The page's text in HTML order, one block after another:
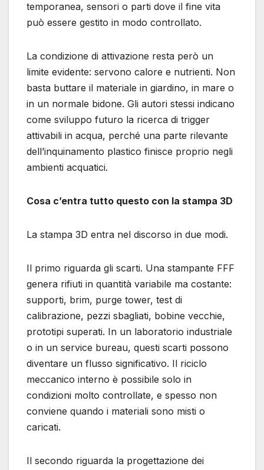
temporanea, sensori o parti dove il fine vita
può essere gestito in modo controllato.
La condizione di attivazione resta però un
limite evidente: servono calore e nutrienti. Non
basta buttare il materiale in giardino, in mare o
in un normale bidone. Gli autori stessi indicano
come sviluppo futuro la ricerca di trigger
attivabili in acqua, perché una parte rilevante
dell’inquinamento plastico finisce proprio negli
ambienti acquatici.
Cosa c’entra tutto questo con la stampa 3D
La stampa 3D entra nel discorso in due modi.
Il primo riguarda gli scarti. Una stampante FFF
genera rifiuti in quantità variabile ma costante:
supporti, brim, purge tower, test di
calibrazione, pezzi sbagliati, bobine vecchie,
prototipi superati. In un laboratorio industriale
o in un service bureau, questi scarti possono
diventare un flusso significativo. Il riciclo
meccanico interno è possibile solo in
condizioni molto controllate, e spesso non
conviene quando i materiali sono misti o
caricati.
Il secondo riguarda la progettazione dei